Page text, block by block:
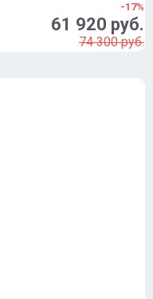
-17%
61 920 руб.
74 300 руб.